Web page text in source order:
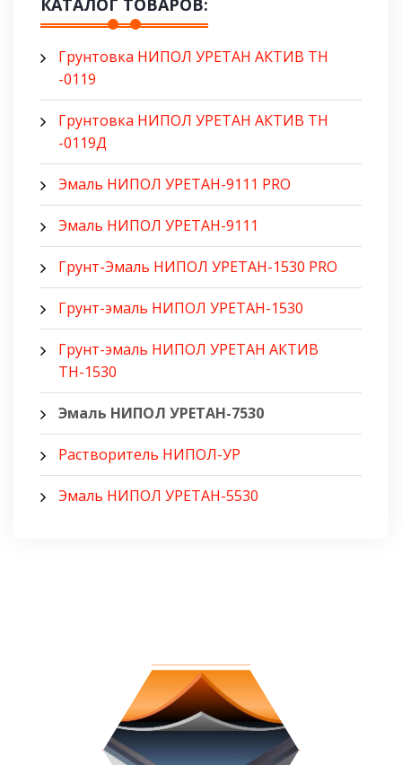
КАТАЛОГ ТОВАРОВ:
Грунтовка НИПОЛ УРЕТАН АКТИВ ТН
-0119
Грунтовка НИПОЛ УРЕТАН АКТИВ ТН
-0119Д
Эмаль НИПОЛ УРЕТАН-9111 PRO
Эмаль НИПОЛ УРЕТАН-9111
Грунт-Эмаль НИПОЛ УРЕТАН-1530 PRO
Грунт-эмаль НИПОЛ УРЕТАН-1530
Грунт-эмаль НИПОЛ УРЕТАН АКТИВ
ТН-1530
Эмаль НИПОЛ УРЕТАН-7530
Растворитель НИПОЛ-УР
Эмаль НИПОЛ УРЕТАН-5530